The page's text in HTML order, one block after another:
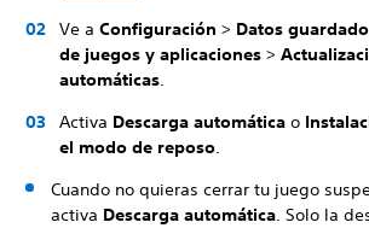
Ve a Configuración > Datos
de juegos y aplicaciones >
automáticas.
Activa Descarga automática o
el modo de reposo.
Cuando no quieras cerrar tu juego
activa Descarga automática. Solo la